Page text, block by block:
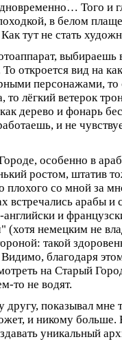
Того и
в белом
тут не стать
выбираешь
откроется вид на
персонажами, то
лёгкий ветерок
дерево и фонарь
и не
особенно в
ростом, штатив
плохого со мной за
встречались арабы
и
(хотя немецким не
такой
благодаря
на Старый
то не водят.
показывал мне
и никому больше.
уникальный